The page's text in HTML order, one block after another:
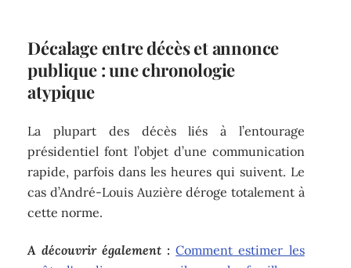
Décalage entre décès et annonce
publique : une chronologie
atypique
La plupart des décès liés à l’entourage
présidentiel font l’objet d’une communication
rapide, parfois dans les heures qui suivent. Le
cas d’André-Louis Auzière déroge totalement à
cette norme.
A découvrir également : Comment estimer les